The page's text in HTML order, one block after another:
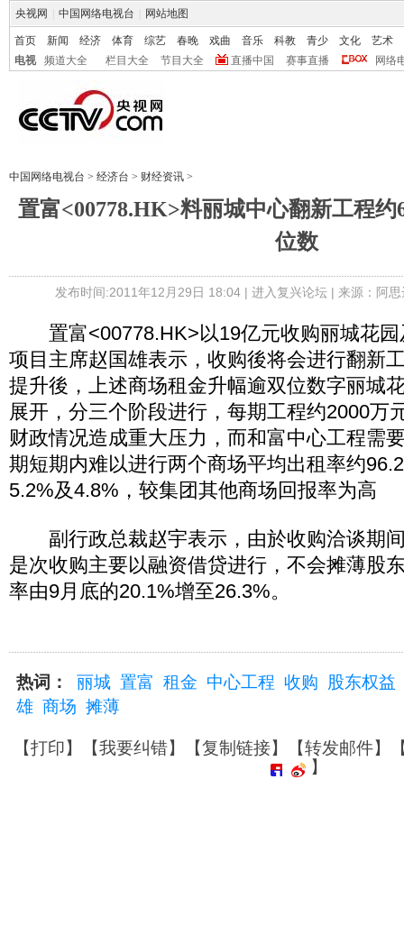
央视网 中国网络电视台 网站地图
首页 新闻 经济 体育 综艺 春晚 戏曲 音乐 科教 青少 文化
艺术
电视
频道大全 栏目大全 节目大全 直播中国 赛事直播 网络
中国网络电视台 > 经济台 > 财经资讯 >
置富<00778.HK>料丽城中心翻新工程约
位数
发布时间:2011年12月29日 18:04 | 进入复兴论坛| 来源：阿
置富<00778.HK>以19亿元收购丽城花园
项目主席赵国雄表示，收购後将会进行翻新
提升後，上述商场租金升幅逾双位数字丽城
展开，分三个阶段进行，每期工程约2000万
财政情况造成重大压力，而和富中心工程需
期短期内难以进行两个商场平均出租率约
5.2%及4.8%，较集团其他商场回报率为高
副行政总裁赵宇表示，由於收购洽谈期
是次收购主要以融资借贷进行，不会摊薄股
率由9月底的20.1%增至26.3%。
热词： 丽城 置富 租金 中心工程 收购
股东权益
雄 商场 摊薄
【打印】【我要纠错】【复制链接】【转发邮件】
】